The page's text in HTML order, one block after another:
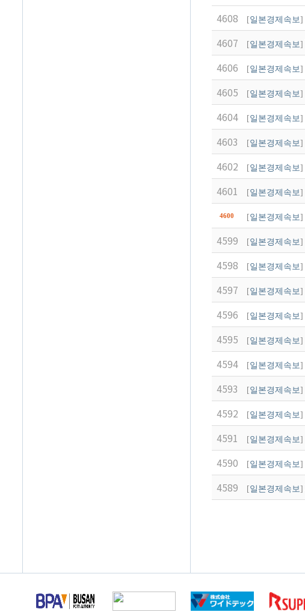
4608 [일본경제속보]
4607 [일본경제속보]
4606 [일본경제속보]
4605 [일본경제속보]
4604 [일본경제속보]
4603 [일본경제속보]
4602 [일본경제속보]
4601 [일본경제속보]
4600 [일본경제속보]
4599 [일본경제속보]
4598 [일본경제속보]
4597 [일본경제속보]
4596 [일본경제속보]
4595 [일본경제속보]
4594 [일본경제속보]
4593 [일본경제속보]
4592 [일본경제속보]
4591 [일본경제속보]
4590 [일본경제속보]
4589 [일본경제속보]